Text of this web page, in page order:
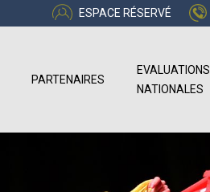
PARTENAIRES
EVALUATIONS
NATIONALES
ESPACE RÉSERVÉ